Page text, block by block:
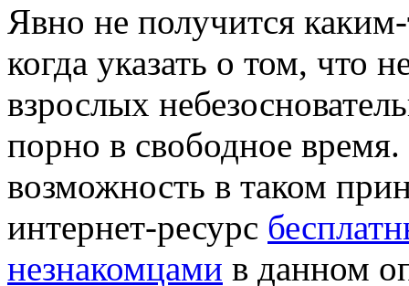
Явнo нe получится
когда указать о том, что
взрослых
порно в свободное
возможность в таком
интернет-ресурс
незнакомцами в данном